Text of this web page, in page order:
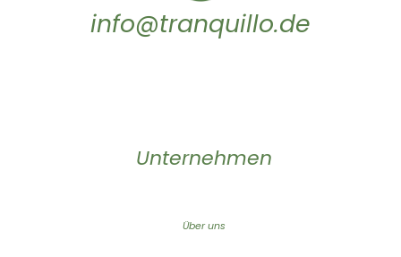
info@tranquillo.de
Unternehmen
Über uns